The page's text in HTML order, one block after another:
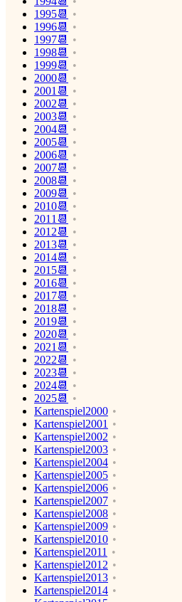
1995📆
1996📆
1997📆
1998📆
1999📆
2000📆
2001📆
2002📆
2003📆
2004📆
2005📆
2006📆
2007📆
2008📆
2009📆
2010📆
2011📆
2012📆
2013📆
2014📆
2015📆
2016📆
2017📆
2018📆
2019📆
2020📆
2021📆
2022📆
2023📆
2024📆
2025📆
Kartenspiel2000
Kartenspiel2001
Kartenspiel2002
Kartenspiel2003
Kartenspiel2004
Kartenspiel2005
Kartenspiel2006
Kartenspiel2007
Kartenspiel2008
Kartenspiel2009
Kartenspiel2010
Kartenspiel2011
Kartenspiel2012
Kartenspiel2013
Kartenspiel2014